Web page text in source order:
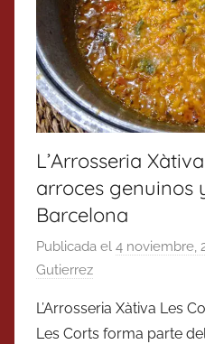
L’Arrosseria
arroces genuinos
Barcelona
Publicada el 4 noviembre,
Gutierrez
L’Arrosseria Xàtiva Les
Les Corts forma parte